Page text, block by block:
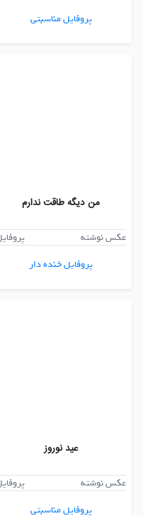
پروفایل مناسبتی
من دیگه طاقت ندارم
عکس نوشته
پروفایل خنده دار
عید نوروز
عکس نوشته
پروفایل مناسبتی